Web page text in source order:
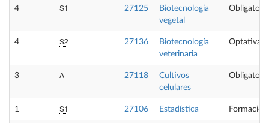
4 S1 27125
Biotecnología
vegetal
Obligatoria
4 S2 27136
Biotecnología
veterinaria
Optativa
3 A 27118
Cultivos
celulares
Obligatoria
1 S1 27106 Estadística